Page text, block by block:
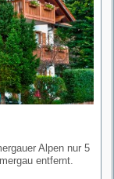
Alpen nur 5
entfernt.